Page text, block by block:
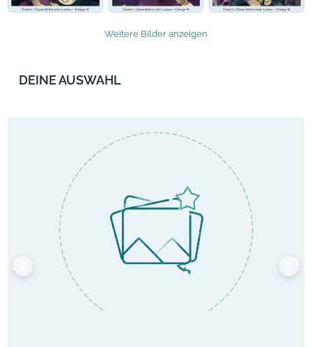
Weitere Bilder anzeigen
DEINE AUSWAHL